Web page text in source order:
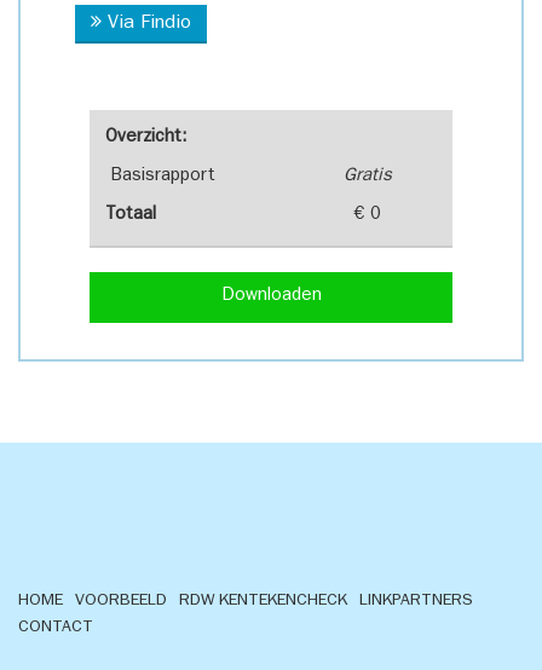
Overzicht:
Basisrapport Gratis
Totaal € 0
Downloaden
Via Findio
HOME VOORBEELD RDW KENTEKENCHECK
LINKPARTNERS
CONTACT